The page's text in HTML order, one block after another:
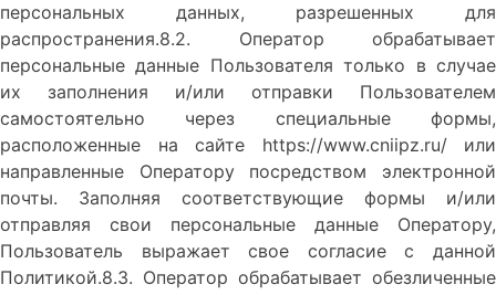
персональных данных, разрешенных для
распространения.8.2. Оператор обрабатывает
персональные данные Пользователя только в случае
их заполнения и/или отправки Пользователем
самостоятельно через специальные формы,
расположенные на сайте https://www.cniipz.ru/ или
направленные Оператору посредством электронной
почты. Заполняя соответствующие формы и/или
отправляя свои персональные данные Оператору,
Пользователь выражает свое согласие с данной
Политикой.8.3. Оператор обрабатывает обезличенные